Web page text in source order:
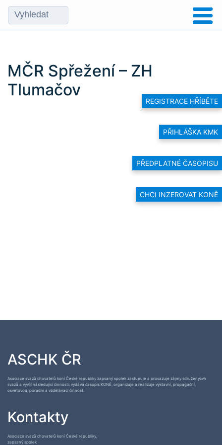
REGISTRACE HŘÍBĚTE
PŘIHLÁŠKA KMK
PŘEDPLATNÉ ČASOPISU
CHCI INZEROVAT KONĚ
MČR Spřežení – ZH
Tlumačov
ASCHK ČR
Asociace svazů chovatelů koní České republiky zapsaný spolek zastupuje a prosazuje zájmy sdruženýcvh
svazů a vyvíjí následující činnosti: vydává časopis KONĚ, organizuje a realizuje výstavní, propagační,
osvětovou, poradní a vzdělávací činnost.
Kontakty
Asociace svazů chovatelů koní České republiky,
zapsaný spolek